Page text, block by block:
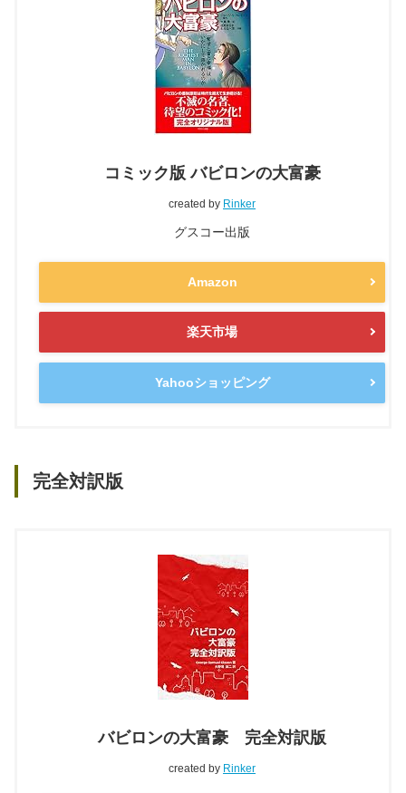
コミック版 バビロンの大富豪
created by Rinker
グスコー出版
Amazon
楽天市場
Yahooショッピング
完全対訳版
バビロンの大富豪 完全対訳版
created by Rinker